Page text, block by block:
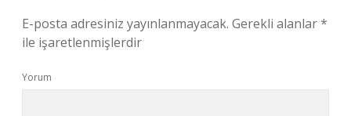
E-posta adresiniz yayınlanmayacak. Gerekli alanlar*
ile işaretlenmişlerdir
Yorum